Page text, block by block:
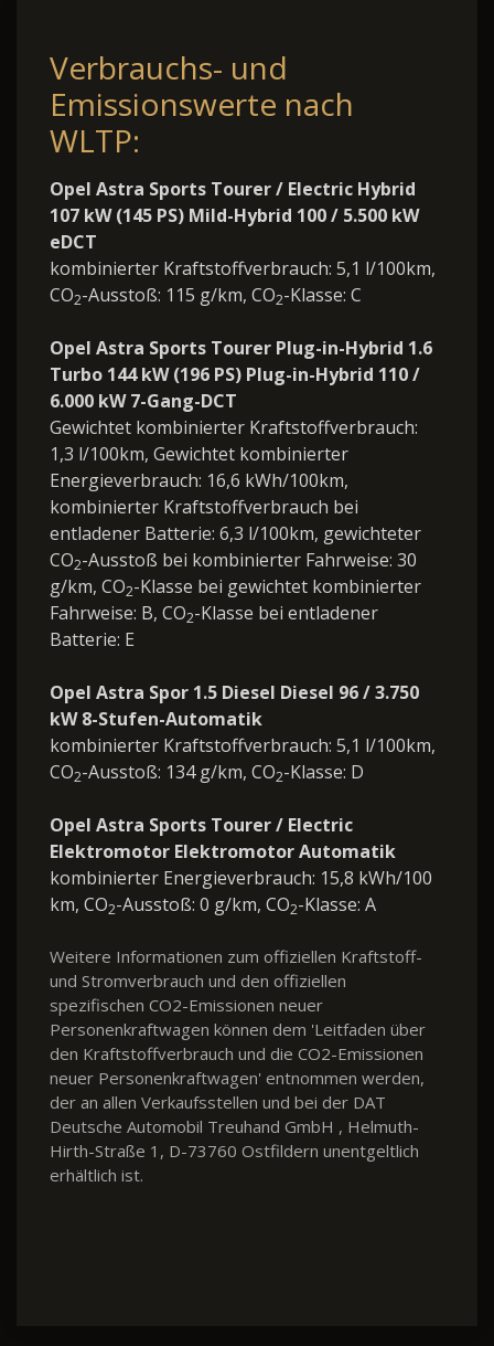
Verbrauchs- und
Emissionswerte nach
WLTP:
Opel Astra Sports Tourer / Electric Hybrid
107 kW (145 PS) Mild-Hybrid 100 / 5.500 kW
eDCT
kombinierter Kraftstoffverbrauch: 5,1 l/100km,
CO2-Ausstoß: 115 g/km, CO2-Klasse: C
Opel Astra Sports Tourer Plug-in-Hybrid 1.6
Turbo 144 kW (196 PS) Plug-in-Hybrid 110 /
6.000 kW 7-Gang-DCT
Gewichtet kombinierter Kraftstoffverbrauch:
1,3 l/100km, Gewichtet kombinierter
Energieverbrauch: 16,6 kWh/100km,
kombinierter Kraftstoffverbrauch bei
entladener Batterie: 6,3 l/100km, gewichteter
CO2-Ausstoß bei kombinierter Fahrweise: 30
g/km, CO2-Klasse bei gewichtet kombinierter
Fahrweise: B, CO2-Klasse bei entladener
Batterie: E
Opel Astra Spor 1.5 Diesel Diesel 96 / 3.750
kW 8-Stufen-Automatik
kombinierter Kraftstoffverbrauch: 5,1 l/100km,
CO2-Ausstoß: 134 g/km, CO2-Klasse: D
Opel Astra Sports Tourer / Electric
Elektromotor Elektromotor Automatik
kombinierter Energieverbrauch: 15,8 kWh/100
km, CO2-Ausstoß: 0 g/km, CO2-Klasse: A
Weitere Informationen zum offiziellen Kraftstoff-
und Stromverbrauch und den offiziellen
spezifischen CO2-Emissionen neuer
Personenkraftwagen können dem 'Leitfaden über
den Kraftstoffverbrauch und die CO2-Emissionen
neuer Personenkraftwagen' entnommen werden,
der an allen Verkaufsstellen und bei der DAT
Deutsche Automobil Treuhand GmbH , Helmuth-
Hirth-Straße 1, D-73760 Ostfildern unentgeltlich
erhältlich ist.